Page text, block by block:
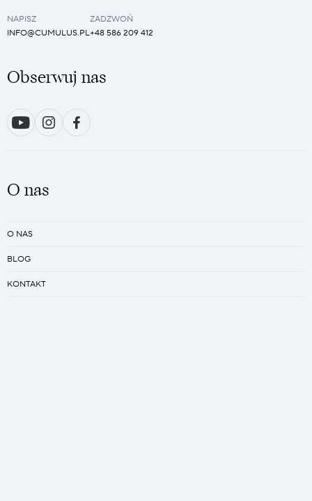
NAPISZ
INFO@CUMULUS.PL
ZADZWOŃ
+48 586 209 412
Obserwuj nas
O nas
O NAS
BLOG
KONTAKT